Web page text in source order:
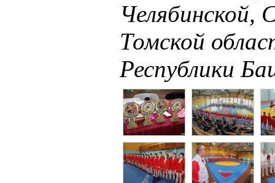
Челябинской,
Томской
Республики